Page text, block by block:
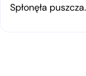
Spłonęła